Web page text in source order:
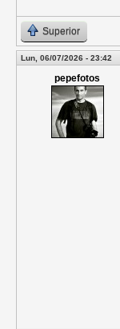
Superior
Lun, 06/07/2026 - 23:42
pepefotos